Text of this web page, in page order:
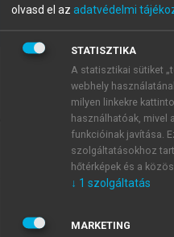
nyelvtan 2.
olvasd el az adatvédelmi
STATISZTIKA
A statisztikai sütiket
webhely
milyen linkekre
használhatóak, mivel
funkcióinak javítása.
szolgáltatásokhoz
hőtérképek és a
↓ 1 szolgáltatás
MARKETING